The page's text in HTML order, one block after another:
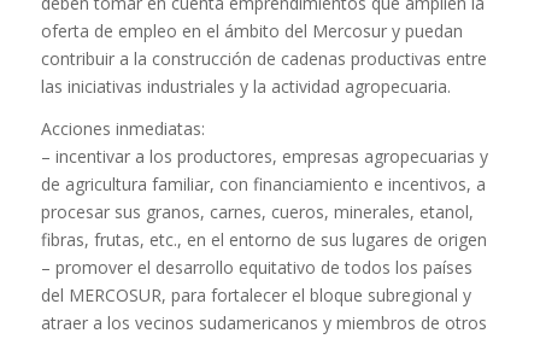
oferta de empleo en el ámbito del Mercosur y puedan
contribuir a la construcción de cadenas productivas entre
las iniciativas industriales y la actividad agropecuaria.
Acciones inmediatas:
– incentivar a los productores, empresas agropecuarias y
de agricultura familiar, con financiamiento e incentivos, a
procesar sus granos, carnes, cueros, minerales, etanol,
fibras, frutas, etc., en el entorno de sus lugares de origen
– promover el desarrollo equitativo de todos los países
del MERCOSUR, para fortalecer el bloque subregional y
atraer a los vecinos sudamericanos y miembros de otros